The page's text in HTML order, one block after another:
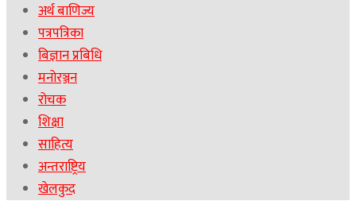
अर्थ बाणिज्य
पत्रपत्रिका
बिज्ञान प्रबिधि
मनोरञ्जन
रोचक
शिक्षा
साहित्य
अन्तराष्ट्रिय
खेलकुद